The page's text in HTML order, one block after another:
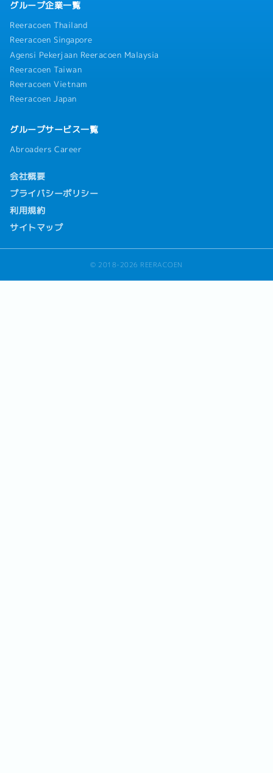
グループ企業一覧
Reeracoen Thailand
Reeracoen Singapore
Agensi Pekerjaan Reeracoen Malaysia
Reeracoen Taiwan
Reeracoen Vietnam
Reeracoen Japan
グループサービス一覧
Abroaders Career
会社概要
プライバシーポリシー
利用規約
サイトマップ
© 2018-2026 REERACOEN